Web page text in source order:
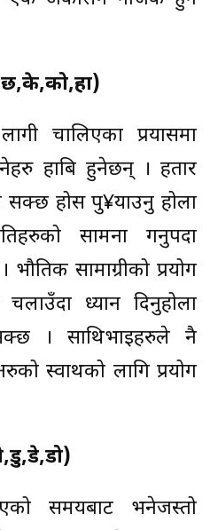
चालिएका प्रयासमा
हाबि हुनेछन् । हतार
सक्छ होस पु¥याउनु होला
सामना गर्नुपर्दा
सामाग्रीको प्रयोग
ध्यान दिनुहोला
। साथिभाईहरुले नै
स्वार्थको लागि प्रयोग
समयबाट भनेजस्तो